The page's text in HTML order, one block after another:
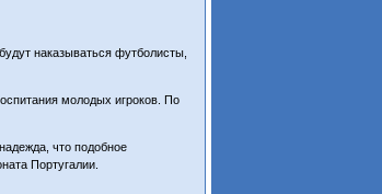
наказываться футболисты,
молодых игроков. По
что подобное
Португалии.